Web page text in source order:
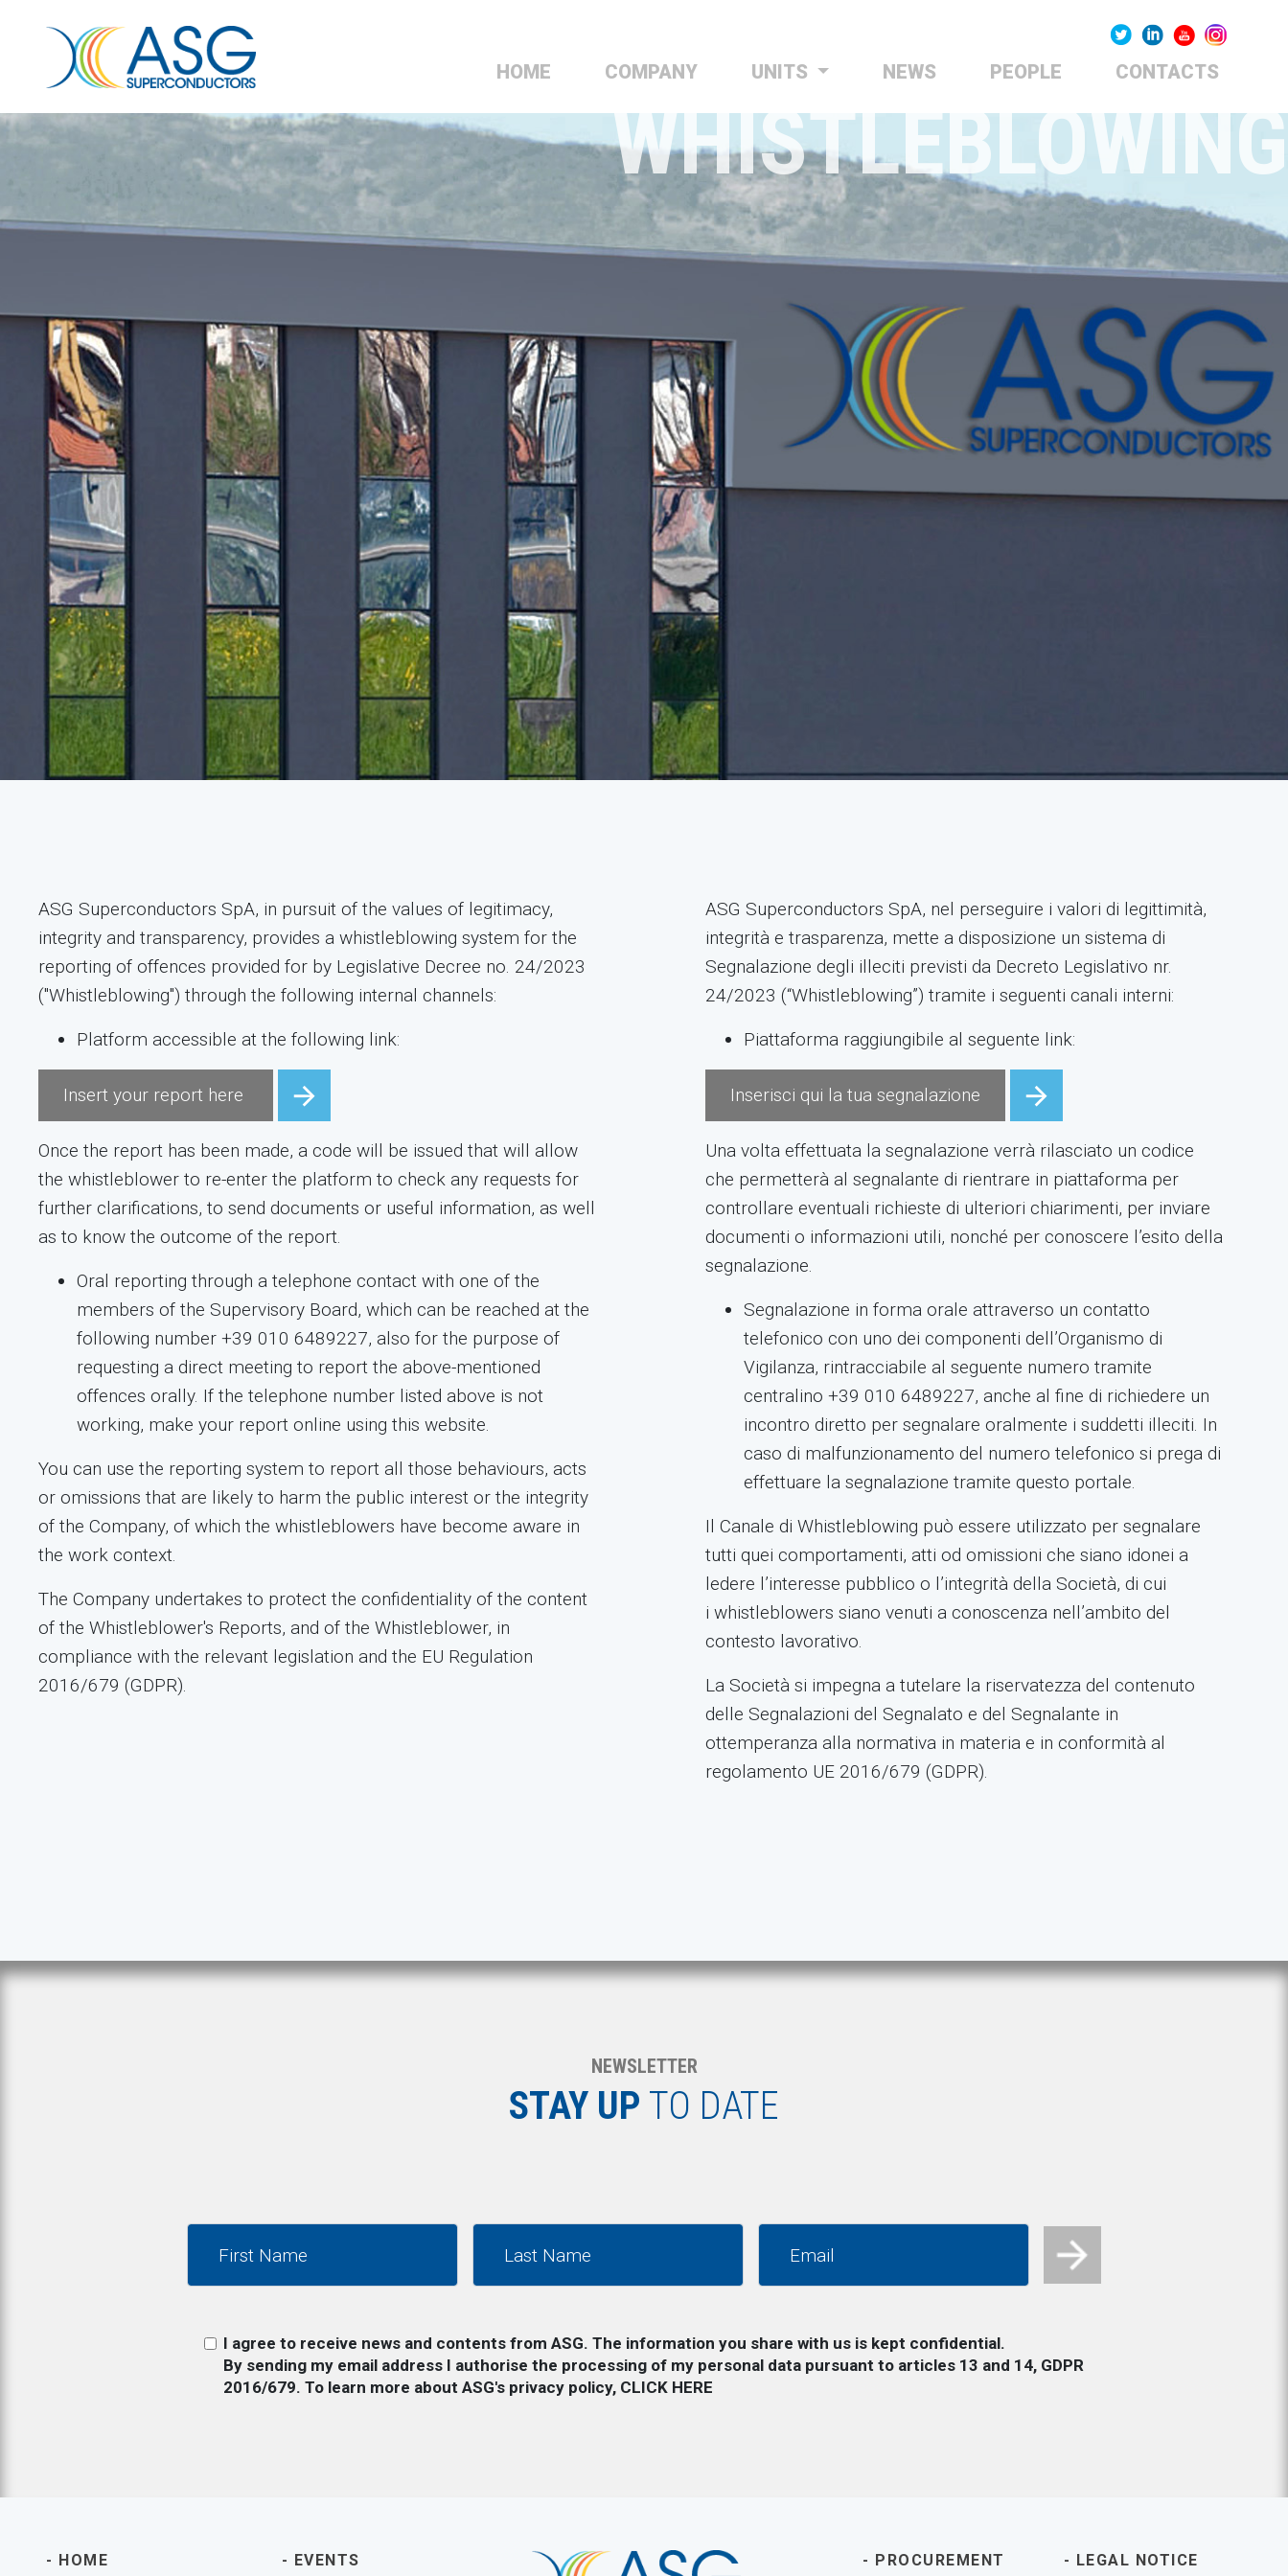
HOME (CURRENT)COMPANY UNITS NEWS PEOPLE CONTACTS
WHISTLEBLOWING
ASG Superconductors SpA, in pursuit of the values of legitimacy,
integrity and transparency, provides a whistleblowing system for the
reporting of offences provided for by Legislative Decree no. 24/2023
("Whistleblowing") through the following internal channels:
Platform accessible at the following link:
Insert your report here
Once the report has been made, a code will be issued that will allow
the whistleblower to re-enter the platform to check any requests for
further clarifications, to send documents or useful information, as well
as to know the outcome of the report.
Oral reporting through a telephone contact with one of the
members of the Supervisory Board, which can be reached at the
following number +39 010 6489227, also for the purpose of
requesting a direct meeting to report the above-mentioned
offences orally. If the telephone number listed above is not
working, make your report online using this website.
You can use the reporting system to report all those behaviours, acts
or omissions that are likely to harm the public interest or the integrity
of the Company, of which the whistleblowers have become aware in
the work context.
The Company undertakes to protect the confidentiality of the content
of the Whistleblower's Reports, and of the Whistleblower, in
compliance with the relevant legislation and the EU Regulation
2016/679 (GDPR).
ASG Superconductors SpA, nel perseguire i valori di legittimità,
integrità e trasparenza, mette a disposizione un sistema di
Segnalazione degli illeciti previsti da Decreto Legislativo nr.
24/2023 (“Whistleblowing”) tramite i seguenti canali interni:
Piattaforma raggiungibile al seguente link:
Inserisci qui la tua segnalazione
Una volta effettuata la segnalazione verrà rilasciato un codice
che permetterà al segnalante di rientrare in piattaforma per
controllare eventuali richieste di ulteriori chiarimenti, per inviare
documenti o informazioni utili, nonché per conoscere l’esito della
segnalazione.
Segnalazione in forma orale attraverso un contatto
telefonico con uno dei componenti dell’Organismo di
Vigilanza, rintracciabile al seguente numero tramite
centralino +39 010 6489227, anche al fine di richiedere un
incontro diretto per segnalare oralmente i suddetti illeciti. In
caso di malfunzionamento del numero telefonico si prega di
effettuare la segnalazione tramite questo portale.
Il Canale di Whistleblowing può essere utilizzato per segnalare
tutti quei comportamenti, atti od omissioni che siano idonei a
ledere l’interesse pubblico o l’integrità della Società, di cui
i whistleblowers siano venuti a conoscenza nell’ambito del
contesto lavorativo.
La Società si impegna a tutelare la riservatezza del contenuto
delle Segnalazioni del Segnalato e del Segnalante in
ottemperanza alla normativa in materia e in conformità al
regolamento UE 2016/679 (GDPR).
NEWSLETTER
STAY UP TO DATE
I agree to receive news and contents from ASG. The information you share with us is kept confidential.
By sending my email address I authorise the processing of my personal data pursuant to articles 13 and 14, GDPR
2016/679. To learn more about ASG's privacy policy, CLICK HERE
HOME EVENTS PROCUREMENT LEGAL NOTICE